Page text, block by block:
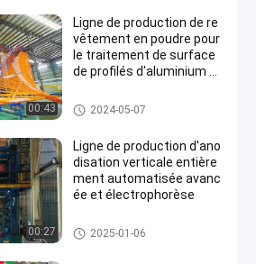
00:43
Ligne de production de re
vêtement en poudre pour
le traitement de surface
de profilés d'aluminium d
Saupoudrez la chaîne de prod
uction de revêtement
2024-05-07
00:27
Ligne de production d'ano
disation verticale entière
ment automatisée avanc
ée et électrophorèse
Chaîne de production de anodi
sation
2025-01-06